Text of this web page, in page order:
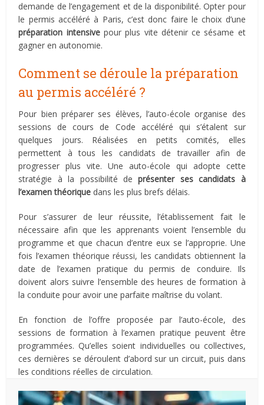
demande de l’engagement et de la disponibilité. Opter pour
le permis accéléré à Paris, c’est donc faire le choix d’une
préparation intensivepour plus vite détenir ce sésame et
gagner en autonomie.
Comment se déroule la préparation
au permis accéléré ?
Pour bien préparer ses élèves, l’auto-école organise des
sessions de cours de Code accéléré qui s’étalent sur
quelques jours. Réalisées en petits comités, elles
permettent à tous les candidats de travailler afin de
progresser plus vite. Une auto-école qui adopte cette
stratégie à la possibilité deprésenter ses candidats à
l’examen théorique dans les plus brefs délais.
Pour s’assurer de leur réussite, l’établissement fait le
nécessaire afin que les apprenants voient l’ensemble du
programme et que chacun d’entre eux se l’approprie. Une
fois l’examen théorique réussi, les candidats obtiennent la
date de l’examen pratique du permis de conduire. Ils
doivent alors suivre l’ensemble des heures de formation à
la conduite pour avoir une parfaite maîtrise du volant.
En fonction de l’offre proposée par l’auto-école, des
sessions de formation à l’examen pratique peuvent être
programmées. Qu’elles soient individuelles ou collectives,
ces dernières se déroulent d’abord sur un circuit, puis dans
les conditions réelles de circulation.